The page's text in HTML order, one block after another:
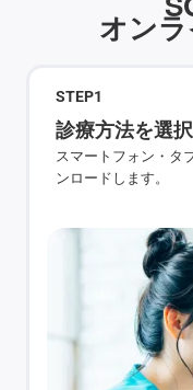
オン
STEP1
診療方法を選択
スマートフォン・タ
ンロードします。